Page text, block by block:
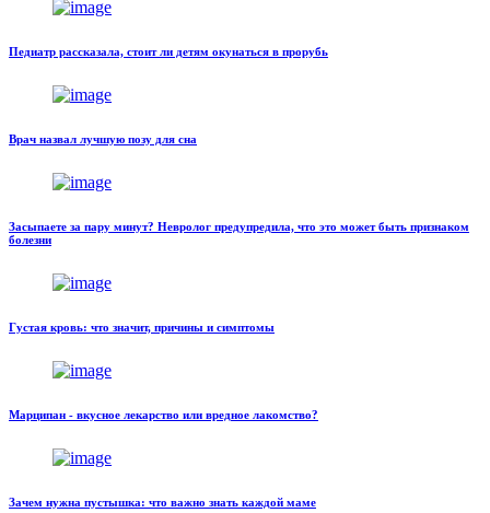
Педиатр рассказала, стоит ли детям окунаться в прорубь
Врач назвал лучшую позу для сна
Засыпаете за пару минут? Невролог предупредила, что это может быть признаком
болезни
Густая кровь: что значит, причины и симптомы
Марципан - вкусное лекарство или вредное лакомство?
Зачем нужна пустышка: что важно знать каждой маме